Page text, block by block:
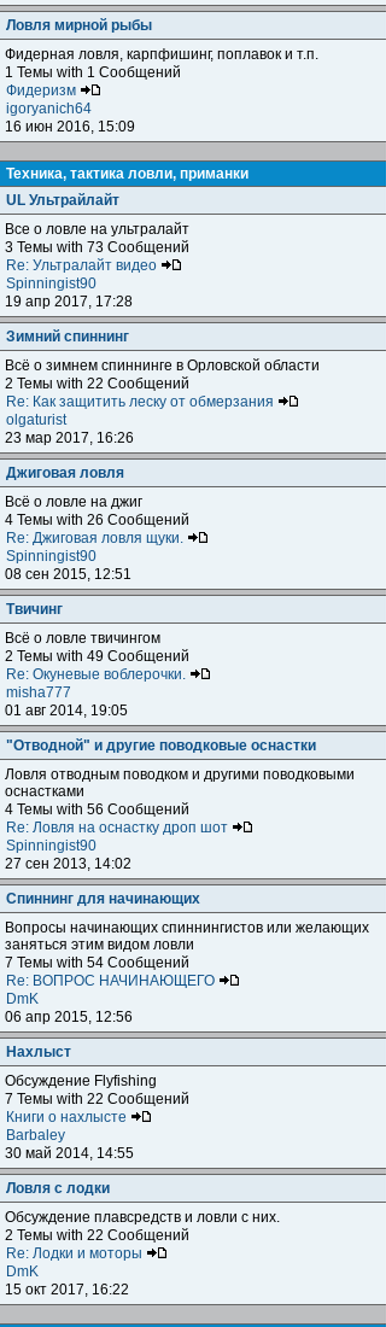
Ловля мирной рыбы
Фидерная ловля, карпфишинг, поплавок и т.п.
1 Темы with 1 Сообщений
Фидеризм
igoryanich64
16 июн 2016, 15:09
Техника, тактика ловли, приманки
UL Ультрайлайт
Все о ловле на ультралайт
3 Темы with 73 Сообщений
Re: Ультралайт видео
Spinningist90
19 апр 2017, 17:28
Зимний спиннинг
Всё о зимнем спиннинге в Орловской области
2 Темы with 22 Сообщений
Re: Как защитить леску от обмерзания
olgaturist
23 мар 2017, 16:26
Джиговая ловля
Всё о ловле на джиг
4 Темы with 26 Сообщений
Re: Джиговая ловля щуки.
Spinningist90
08 сен 2015, 12:51
Твичинг
Всё о ловле твичингом
2 Темы with 49 Сообщений
Re: Окуневые воблерочки.
misha777
01 авг 2014, 19:05
"Отводной" и другие поводковые оснастки
Ловля отводным поводком и другими поводковыми
оснастками
4 Темы with 56 Сообщений
Re: Ловля на оснастку дроп шот
Spinningist90
27 сен 2013, 14:02
Спиннинг для начинающих
Вопросы начинающих спиннингистов или желающих
заняться этим видом ловли
7 Темы with 54 Сообщений
Re: ВОПРОС НАЧИНАЮЩЕГО
DmK
06 апр 2015, 12:56
Нахлыст
Обсуждение Flyfishing
7 Темы with 22 Сообщений
Книги о нахлысте
Barbaley
30 май 2014, 14:55
Ловля с лодки
Обсуждение плавсредств и ловли с них.
2 Темы with 22 Сообщений
Re: Лодки и моторы
DmK
15 окт 2017, 16:22